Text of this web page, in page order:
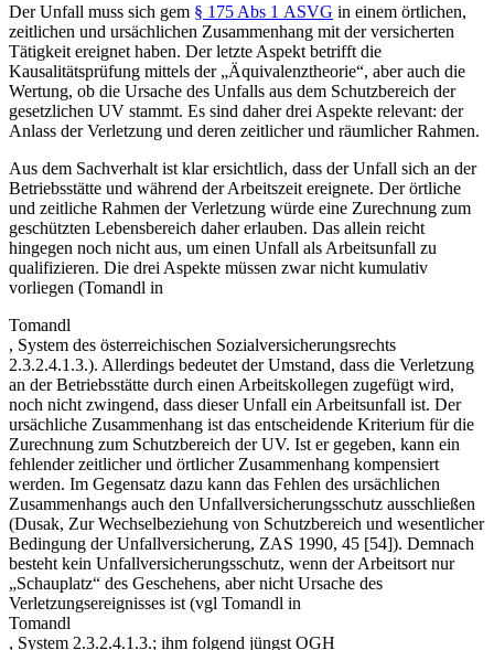
Der Unfall muss sich gem § 175 Abs 1 ASVG in einem örtlichen,
zeitlichen und ursächlichen Zusammenhang mit der versicherten
Tätigkeit ereignet haben. Der letzte Aspekt betrifft die
Kausalitätsprüfung mittels der „Äquivalenztheorie“, aber auch die
Wertung, ob die Ursache des Unfalls aus dem Schutzbereich der
gesetzlichen UV stammt. Es sind daher drei Aspekte relevant: der
Anlass der Verletzung und deren zeitlicher und räumlicher Rahmen.
Aus dem Sachverhalt ist klar ersichtlich, dass der Unfall sich an der
Betriebsstätte und während der Arbeitszeit ereignete. Der örtliche
und zeitliche Rahmen der Verletzung würde eine Zurechnung zum
geschützten Lebensbereich daher erlauben. Das allein reicht
hingegen noch nicht aus, um einen Unfall als Arbeitsunfall zu
qualifizieren. Die drei Aspekte müssen zwar nicht kumulativ
vorliegen (Tomandl in
Tomandl
, System des österreichischen Sozialversicherungsrechts
2.3.2.4.1.3.). Allerdings bedeutet der Umstand, dass die Verletzung
an der Betriebsstätte durch einen Arbeitskollegen zugefügt wird,
noch nicht zwingend, dass dieser Unfall ein Arbeitsunfall ist. Der
ursächliche Zusammenhang ist das entscheidende Kriterium für die
Zurechnung zum Schutzbereich der UV. Ist er gegeben, kann ein
fehlender zeitlicher und örtlicher Zusammenhang kompensiert
werden. Im Gegensatz dazu kann das Fehlen des ursächlichen
Zusammenhangs auch den Unfallversicherungsschutz ausschließen
(Dusak, Zur Wechselbeziehung von Schutzbereich und wesentlicher
Bedingung der Unfallversicherung, ZAS 1990, 45 [54]). Demnach
besteht kein Unfallversicherungsschutz, wenn der Arbeitsort nur
„Schauplatz“ des Geschehens, aber nicht Ursache des
Verletzungsereignisses ist (vgl Tomandl in
Tomandl
, System 2.3.2.4.1.3.; ihm folgend jüngst OGH